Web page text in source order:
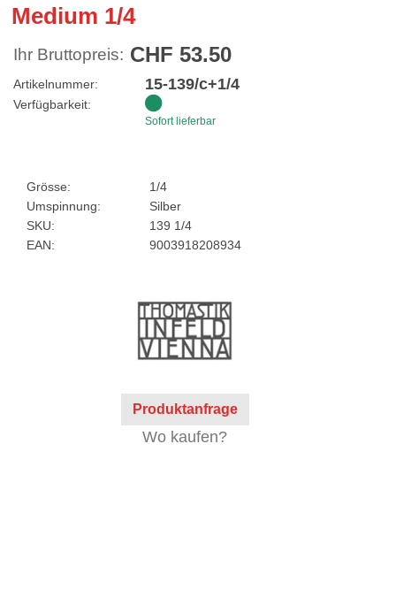
Medium 1/4
Ihr Bruttopreis: CHF 53.50
Artikelnummer: 15-139/c+1/4
Verfügbarkeit:
Sofort lieferbar
Grösse:
1/4
Umspinnung:
Silber
SKU:
139 1/4
EAN:
9003918208934
Produktanfrage
Wo kaufen?